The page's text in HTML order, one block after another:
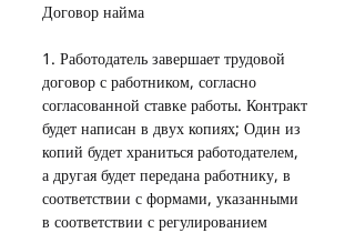
Договор найма
1. Работодатель завершает трудовой
договор с работником, согласно
согласованной ставке работы. Контракт
будет написан в двух копиях; Один из
копий будет храниться работодателем,
а другая будет передана работнику, в
соответствии с формами, указанными
в соответствии с регулированием